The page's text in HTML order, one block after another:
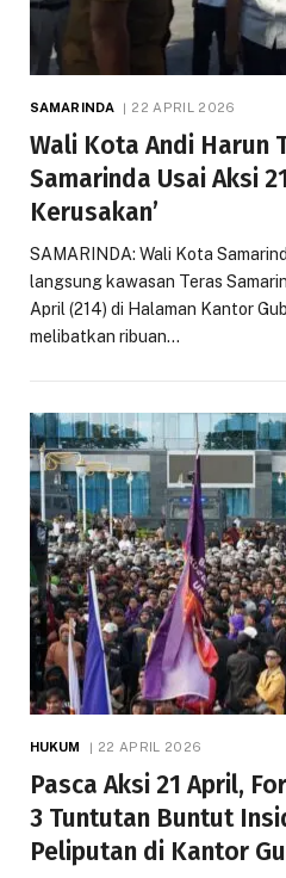
SAMARINDA 22 APRIL 2026
Wali Kota Andi Harun
Samarinda Usai Aksi
Kerusakan’
SAMARINDA: Wali Kota
langsung kawasan Teras
April (214) di Halaman Kantor
melibatkan ribuan…
HUKUM 22 APRIL 2026
Pasca Aksi 21 April,
3 Tuntutan Buntut
Peliputan di Kantor